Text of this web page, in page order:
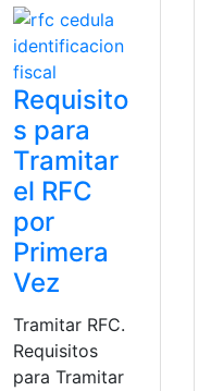
Requisito
s para
Tramitar
el RFC
por
Primera
Vez
Tramitar RFC.
Requisitos
para Tramitar